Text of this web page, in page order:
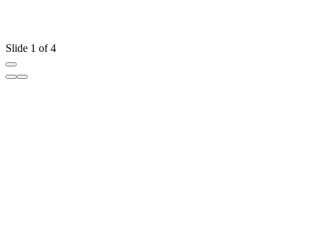
Slide 1 of 4